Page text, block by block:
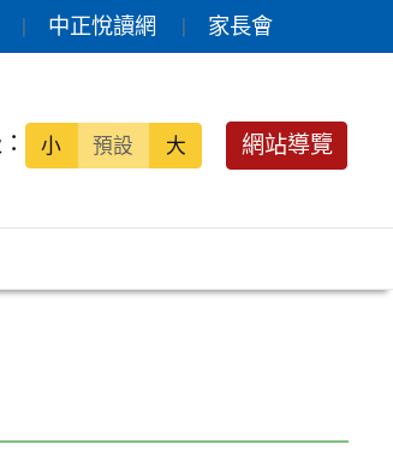
中正悅讀網 家長會
小 預設 大 網站導覽